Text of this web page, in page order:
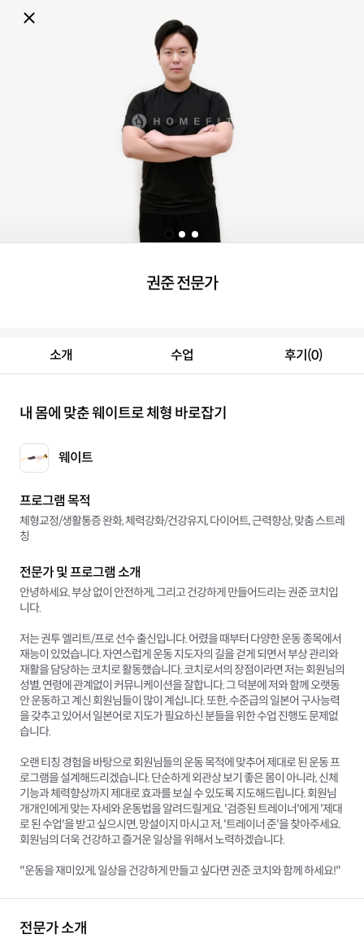
소개 수업 후기(0)
내 몸에 맞춘 웨이트로 체형 바로잡기
웨이트
프로그램 목적
체형교정/생활통증 완화, 체력강화/건강유지, 다이어트, 근력향상, 맞춤 스트레
칭
전문가 및 프로그램 소개
안녕하세요. 부상 없이 안전하게, 그리고 건강하게 만들어드리는 권준 코치입
니다.
저는 권투 엘리트/프로 선수 출신입니다. 어렸을 때부터 다양한 운동 종목에서
재능이 있었습니다. 자연스럽게 운동 지도자의 길을 걷게 되면서 부상 관리와
재활을 담당하는 코치로 활동했습니다. 코치로서의 장점이라면 저는 회원님의
성별, 연령에 관계없이 커뮤니케이션을 잘합니다. 그 덕분에 저와 함께 오랫동
안 운동하고 계신 회원님들이 많이 계십니다. 또한, 수준급의 일본어 구사능력
을 갖추고 있어서 일본어로 지도가 필요하신 분들을 위한 수업 진행도 문제없
습니다.
오랜 티칭 경험을 바탕으로 회원님들의 운동 목적에 맞추어 제대로 된 운동 프
로그램을 설계해드리겠습니다. 단순하게 외관상 보기 좋은 몸이 아니라, 신체
기능과 체력향상까지 제대로 효과를 보실 수 있도록 지도해드립니다. 회원님
개개인에게 맞는 자세와 운동법을 알려드릴게요. '검증된 트레이너'에게 '제대
로 된 수업'을 받고 싶으시면, 망설이지 마시고 저, '트레이너 준'을 찾아주세요.
회원님의 더욱 건강하고 즐거운 일상을 위해서 노력하겠습니다.
"운동을 재미있게, 일상을 건강하게 만들고 싶다면 권준 코치와 함께 하세요!"
전문가 소개
권준 전문가